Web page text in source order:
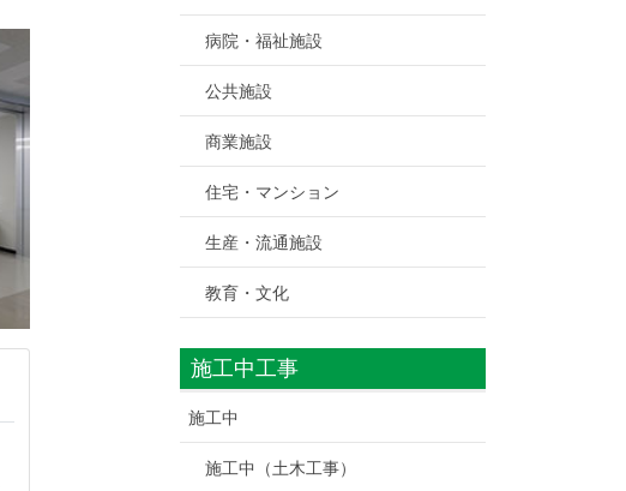
病院・福祉施設
公共施設
商業施設
住宅・マンション
生産・流通施設
教育・文化
施工中工事
施工中
施工中（土木工事）